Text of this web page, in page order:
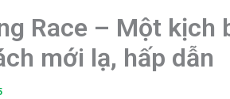
Race – Một kịch
mới lạ, hấp dẫn